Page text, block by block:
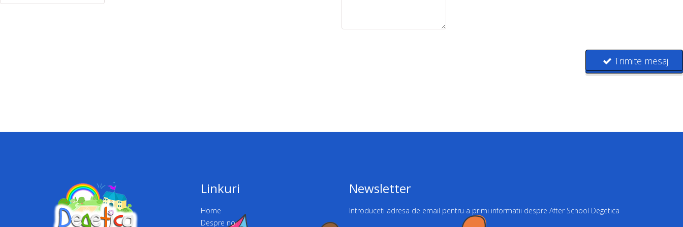
Trimite mesaj
Linkuri
Home
Despre noi
Newsletter
Introduceti adresa de email pentru a primi informatii despre After School Degetica